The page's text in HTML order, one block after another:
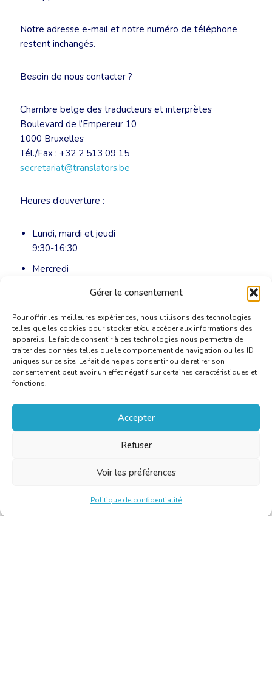
Gérer le consentement
Pour offrir les meilleures expériences, nous utilisons des technologies
telles que les cookies pour stocker et/ou accéder aux informations des
appareils. Le fait de consentir à ces technologies nous permettra de
traiter des données telles que le comportement de navigation ou les ID
uniques sur ce site. Le fait de ne pas consentir ou de retirer son
consentement peut avoir un effet négatif sur certaines caractéristiques et
fonctions.
Accepter
Refuser
Voir les préférences
Politique de confidentialité
Notre adresse e-mail et notre numéro de téléphone
restent inchangés.
Besoin de nous contacter ?
Chambre belge des traducteurs et interprètes
Boulevard de l’Empereur 10
1000 Bruxelles
Tél./Fax : +32 2 513 09 15
secretariat@translators.be
Heures d’ouverture :
Lundi, mardi et jeudi
9:30-16:30
Mercredi